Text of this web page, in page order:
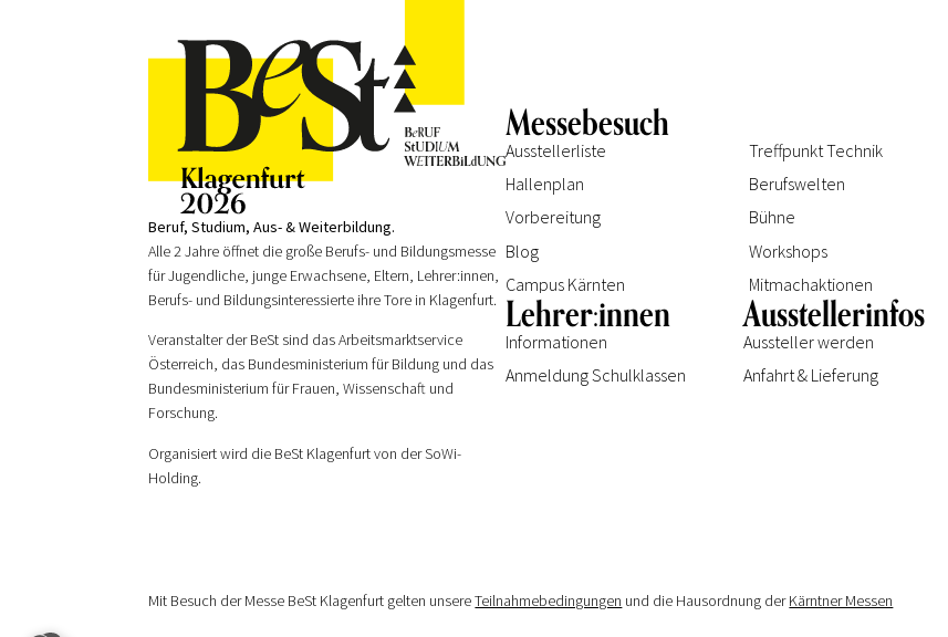
Beruf, Studium, Aus- & Weiterbildung.
Alle 2 Jahre öffnet die große Berufs- und Bildungsmesse
für Jugendliche, junge Erwachsene, Eltern, Lehrer:innen,
Berufs- und Bildungsinteressierte ihre Tore in Klagenfurt.
Veranstalter der BeSt sind das Arbeitsmarktservice
Österreich, das Bundesministerium für Bildung und das
Bundesministerium für Frauen, Wissenschaft und
Forschung.
Organisiert wird die BeSt Klagenfurt von der SoWi-
Holding.
Messebesuch
Ausstellerliste
Hallenplan
Vorbereitung
Blog
Campus Kärnten
Treffpunkt Technik
Berufswelten
Bühne
Workshops
Mitmachaktionen
Lehrer:innen
Informationen
Anmeldung Schulklassen
Ausstellerinfos
Aussteller werden
Anfahrt & Lieferung
Mit Besuch der Messe BeSt Klagenfurt gelten unsereTeilnahmebedingungen und die Hausordnung derKärntner Messen